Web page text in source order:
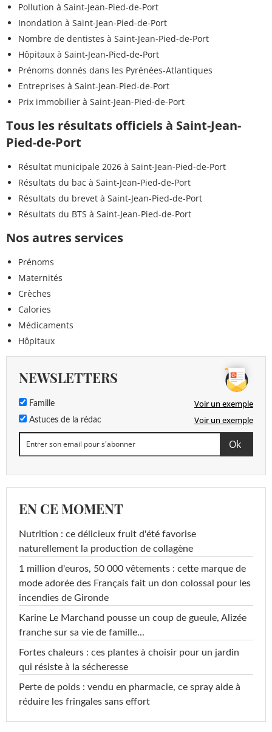
Pollution à Saint-Jean-Pied-de-Port
Inondation à Saint-Jean-Pied-de-Port
Nombre de dentistes à Saint-Jean-Pied-de-Port
Hôpitaux à Saint-Jean-Pied-de-Port
Prénoms donnés dans les Pyrénées-Atlantiques
Entreprises à Saint-Jean-Pied-de-Port
Prix immobilier à Saint-Jean-Pied-de-Port
Tous les résultats officiels à Saint-Jean-
Pied-de-Port
Résultat municipale 2026 à Saint-Jean-Pied-de-Port
Résultats du bac à Saint-Jean-Pied-de-Port
Résultats du brevet à Saint-Jean-Pied-de-Port
Résultats du BTS à Saint-Jean-Pied-de-Port
Nos autres services
Prénoms
Maternités
Crèches
Calories
Médicaments
Hôpitaux
NEWSLETTERS
Famille Voir un exemple
Astuces de la rédac Voir un exemple
EN CE MOMENT
Nutrition : ce délicieux fruit d'été favorise
naturellement la production de collagène
1 million d'euros, 50 000 vêtements : cette marque de
mode adorée des Français fait un don colossal pour les
incendies de Gironde
Karine Le Marchand pousse un coup de gueule, Alizée
franche sur sa vie de famille...
Fortes chaleurs : ces plantes à choisir pour un jardin
qui résiste à la sécheresse
Perte de poids : vendu en pharmacie, ce spray aide à
réduire les fringales sans effort